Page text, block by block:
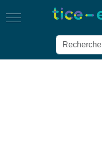
Mobile Menu Toggle
Rechercher